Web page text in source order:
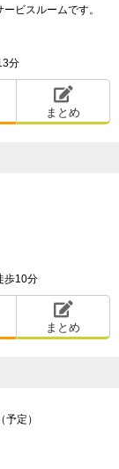
ビスルームです。
分
まとめ
歩10分
まとめ
定）